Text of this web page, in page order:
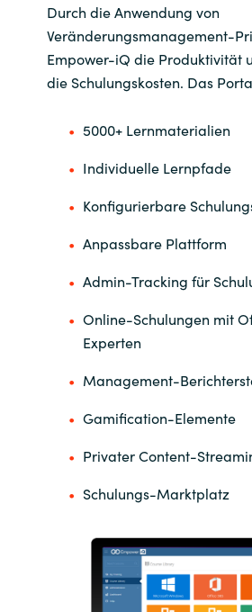
Iceland
India
Indonesia
Kingdom of Saudi
Lithuania
Netherlands
Norway
Oman
Philippines
Durch die Anwendung von
Veränderungsmanagement-
Empower-iQ die Produktivität
die Schulungskosten. Das
5000+ Lernmaterialien
Individuelle Lernpfade
Konfigurierbare
Anpassbare Plattform
Admin-Tracking für
Online-Schulungen mit
Experten
Management-
Gamification-Elemente
Privater Content-
Schulungs-Marktplatz